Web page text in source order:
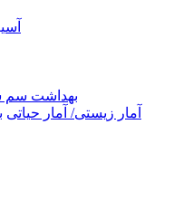
بهداشت سم
آمار زیستی/ آمار حیاتی